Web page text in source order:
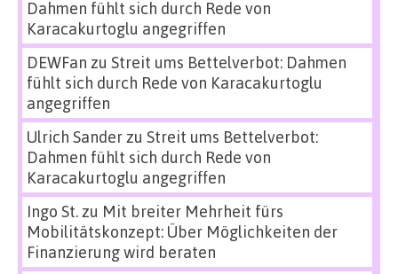
Dahmen fühlt sich durch Rede von
Karacakurtoglu angegriffen
DEWFan zu Streit ums Bettelverbot: Dahmen
fühlt sich durch Rede von Karacakurtoglu
angegriffen
Ulrich Sanderzu Streit ums Bettelverbot:
Dahmen fühlt sich durch Rede von
Karacakurtoglu angegriffen
Ingo St.zu Mit breiter Mehrheit fürs
Mobilitätskonzept: Über Möglichkeiten der
Finanzierung wird beraten